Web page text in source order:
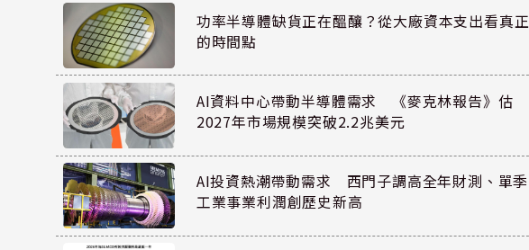
功率半導體缺貨正在醞釀？從大廠資本支出看真正
的時間點
AI資料中心帶動半導體需求 《麥克林報告》估
2027年市場規模突破2.2兆美元
AI投資熱潮帶動需求 西門子調高全年財測、單季
工業事業利潤創歷史新高